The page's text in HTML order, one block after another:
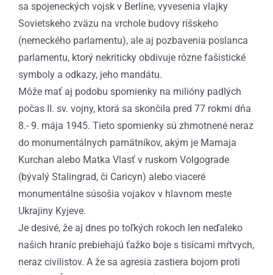
sa spojeneckých vojsk v Berlíne, vyvesenia vlajky
Sovietskeho zväzu na vrchole budovy ríšskeho
(nemeckého parlamentu), ale aj pozbavenia poslanca
parlamentu, ktorý nekriticky obdivuje rôzne fašistické
symboly a odkazy, jeho mandátu.
Môže mať aj podobu spomienky na milióny padlých
počas II. sv. vojny, ktorá sa skončila pred 77 rokmi dňa
8.- 9. mája 1945. Tieto spomienky sú zhmotnené neraz
do monumentálnych pamätníkov, akým je Mamaja
Kurchan alebo Matka Vlasť v ruskom Volgograde
(bývalý Stalingrad, či Caricyn) alebo viaceré
monumentálne súsošia vojakov v hlavnom meste
Ukrajiny Kyjeve.
Je desivé, že aj dnes po toľkých rokoch len neďaleko
našich hraníc prebiehajú ťažko boje s tisícami mŕtvych,
neraz civilistov. A že sa agresia zastiera bojom proti